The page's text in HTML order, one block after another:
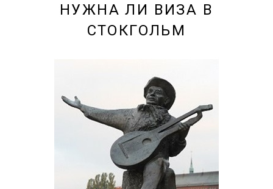
НУЖНА ЛИ ВИЗА В
СТОКГОЛЬМ